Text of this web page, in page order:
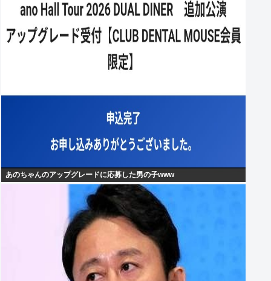
あのちゃんのアップグレードに応募した男の子www